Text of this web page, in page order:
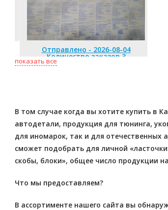
Отправлено - 2026-08-04
Количество заказов 3
показать все
В том случае когда вы хотите купить в
автодетали, продукция для тюнинга,
для иномарок, так и для
сможет подобрать для личной
скобы, блоки», общее число продукции
Что мы предоставляем?
В ассортименте нашего сайта вы